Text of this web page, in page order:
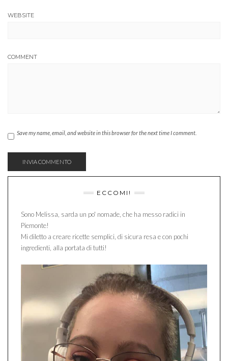
WEBSITE
COMMENT
Save my name, email, and website in this browser for the next time I comment.
ECCOMI!
Sono Melissa, sarda un po' nomade, che ha messo radici in
Piemonte!
Mi diletto a creare ricette semplici, di sicura resa e con pochi
ingredienti, alla portata di tutti!